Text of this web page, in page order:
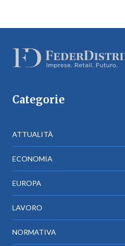
Categorie
ATTUALITÀ
ECONOMIA
EUROPA
LAVORO
NORMATIVA